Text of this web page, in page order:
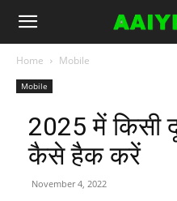
Home Mobile
Mobile
2025 में किसी
कैसे हैक करें
November 4, 2022